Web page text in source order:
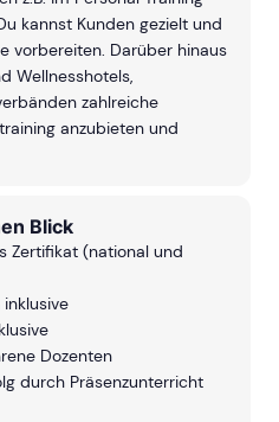
kannst Kunden gezielt und
vorbereiten. Darüber hinaus
Wellnesshotels,
zahlreiche
anzubieten und
Blick
Zertifikat (national und
Dozenten
durch Präsenzunterricht